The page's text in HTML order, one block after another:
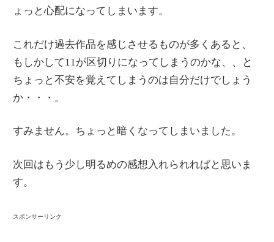
ょっと心配になってしまいます。
これだけ過去作品を感じさせるものが多くあると、
もしかして11が区切りになってしまうのかな、、と
ちょっと不安を覚えてしまうのは自分だけでしょう
か・・・。
すみません。ちょっと暗くなってしまいました。
次回はもう少し明るめの感想入れられればと思いま
す。
スポンサーリンク